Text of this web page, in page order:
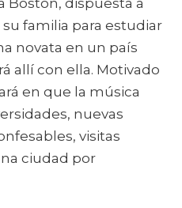
familia para estudiar
novata en un país
allí con ella. Motivado
en que la música
nuevas
visitas
ciudad por